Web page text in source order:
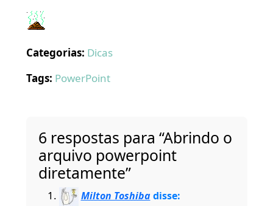
Categorias: Dicas
Tags: PowerPoint
6 respostas para “Abrindo o
arquivo powerpoint
diretamente”
Milton Toshiba disse: